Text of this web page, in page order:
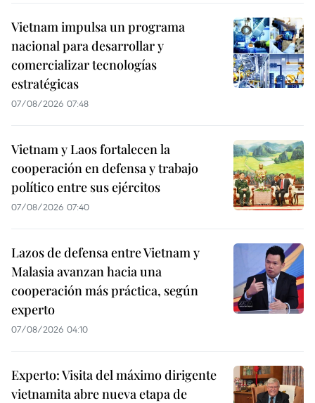
Vietnam impulsa un programa
nacional para desarrollar y
comercializar tecnologías
estratégicas
07/08/2026 07:48
Vietnam y Laos fortalecen la
cooperación en defensa y trabajo
político entre sus ejércitos
07/08/2026 07:40
Lazos de defensa entre Vietnam y
Malasia avanzan hacia una
cooperación más práctica, según
experto
07/08/2026 04:10
Experto: Visita del máximo dirigente
vietnamita abre nueva etapa de